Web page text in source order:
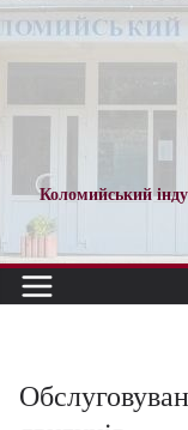
Коломийський